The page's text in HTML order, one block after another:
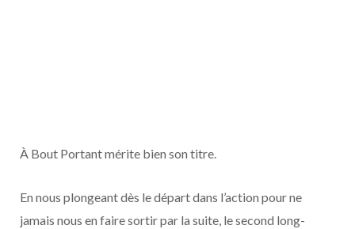
À Bout Portant mérite bien son titre.
En nous plongeant dès le départ dans l’action pour ne
jamais nous en faire sortir par la suite, le second long-